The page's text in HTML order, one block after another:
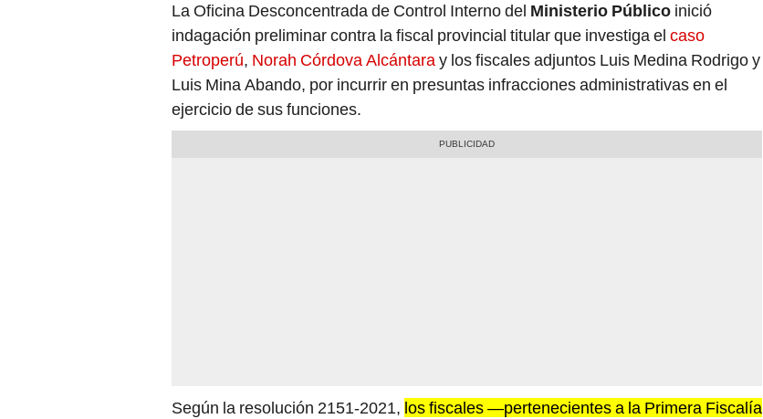
La Oficina Desconcentrada de Control Interno del Ministerio Público inició
indagación preliminar contra la fiscal provincial titular que investiga el caso
Petroperú, Norah Córdova Alcántaray los fiscales adjuntos Luis Medina Rodrigo y
Luis Mina Abando, por incurrir en presuntas infracciones administrativas en el
ejercicio de sus funciones.
Según la resolución 2151-2021, los fiscales —pertenecientes a la Primera Fiscalía